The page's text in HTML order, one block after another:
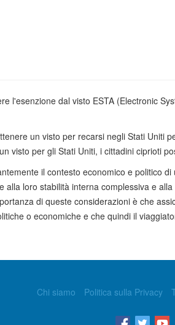
l'esenzione dal visto ESTA (Electronic
un visto per recarsi negli Stati Uniti
visto per gli Stati Uniti, i cittadini ciprioti
il contesto economico e politico
alla loro stabilità interna complessiva e
di queste considerazioni è che
o economiche e che quindi il
Chi siamo Politica sulla Privacy